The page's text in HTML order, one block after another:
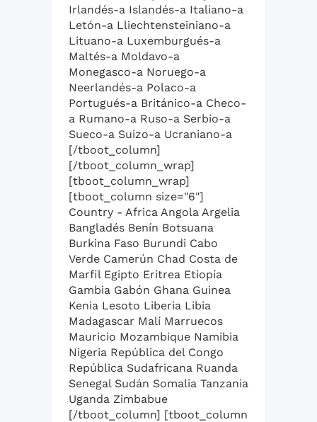
Irlandés-a Islandés-a Italiano-a
Letón-a Lliechtensteiniano-a
Lituano-a Luxemburgués-a
Maltés-a Moldavo-a
Monegasco-a Noruego-a
Neerlandés-a Polaco-a
Portugués-a Británico-a Checo-
a Rumano-a Ruso-a Serbio-a
Sueco-a Suizo-a Ucraniano-a
[/tboot_column]
[/tboot_column_wrap]
[tboot_column_wrap]
[tboot_column size="6"]
Country - Africa Angola Argelia
Bangladés Benín Botsuana
Burkina Faso Burundi Cabo
Verde Camerún Chad Costa de
Marfil Egipto Eritrea Etiopía
Gambia Gabón Ghana Guinea
Kenia Lesoto Liberia Libia
Madagascar Malí Marruecos
Mauricio Mozambique Namibia
Nigeria República del Congo
República Sudafricana Ruanda
Senegal Sudán Somalia Tanzania
Uganda Zimbabue
[/tboot_column] [tboot_column